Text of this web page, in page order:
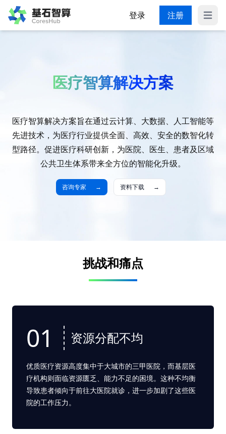
登录 注册 展开
医疗智算解决方案
医疗智算解决方案旨在通过云计算、大数据、人工智能等
先进技术，为医疗行业提供全面、高效、安全的数智化转
型路径。促进医疗科研创新，为医院、医生、患者及区域
公共卫生体系带来全方位的智能化升级。
咨询专家 → 资料下载 →
挑战和痛点
01 资源分配不均
优质医疗资源高度集中于大城市的三甲医院，而基层医
疗机构则面临资源匮乏、能力不足的困境。这种不均衡
导致患者倾向于前往大医院就诊，进一步加剧了这些医
院的工作压力。